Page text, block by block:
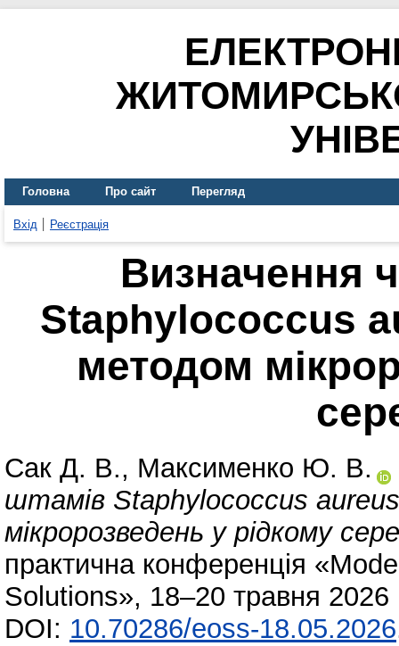
Головна Про сайт Перегляд
Вхід Реєстрація
Визначення
Staphylococcus
методом
Сак Д. В., Максименко Ю. В.
штамів Staphylococcus
мікророзведень у рідкому
практична конференція
Solutions», 18–20 травня
DOI: 10.70286/eoss-18.05.2026